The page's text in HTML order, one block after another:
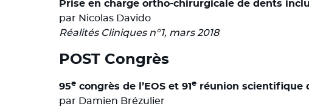
Prise en charge ortho-chirurgicale de dents
par Nicolas Davido
Réalités Cliniques n°1, mars 2018
POST Congrès
95e congrès de l’EOS et 91 e réunion scientifique
par Damien Brézulier